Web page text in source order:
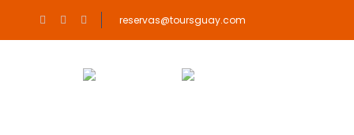
reservas@toursguay.com